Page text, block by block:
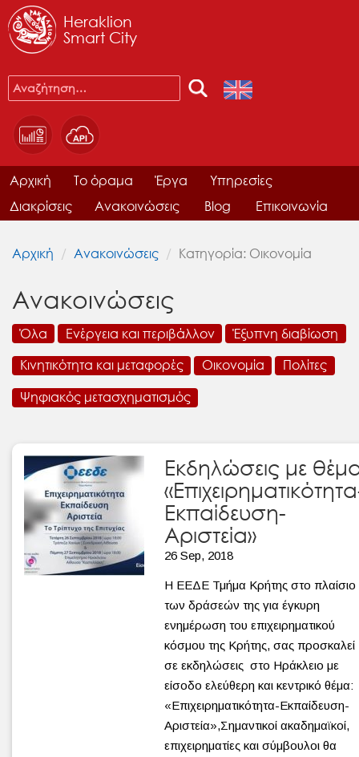
Heraklion
Smart City
Αρχική Το όραμα Έργα
Υπηρεσίες
Διακρίσεις
Ανακοινώσεις Blog Επικοινωνία
Αρχική Ανακοινώσεις Κατηγορία: Οικονομία
Ανακοινώσεις
Όλα Ενέργεια και περιβάλλον
Έξυπνη διαβίωση
Κινητικότητα και μεταφορές
Οικονομία
Πολίτες
Ψηφιακός μετασχηματισμός
Εκδηλώσεις με
Εκπαίδευση-
Αριστεία»
26 Sep, 2018
Η ΕΕΔΕ Τμήμα Κρήτης στο πλαίσιο
των δράσεών της για έγκυρη
ενημέρωση του επιχειρηματικού
κόσμου της Κρήτης, σας προσκαλεί
σε εκδηλώσεις στο Ηράκλειο με
είσοδο ελεύθερη και κεντρικό θέμα:
«Επιχειρηματικότητα-Εκπαίδευση-
Αριστεία»,Σημαντικοί ακαδημαϊκοί,
επιχειρηματίες και σύμβουλοι θα